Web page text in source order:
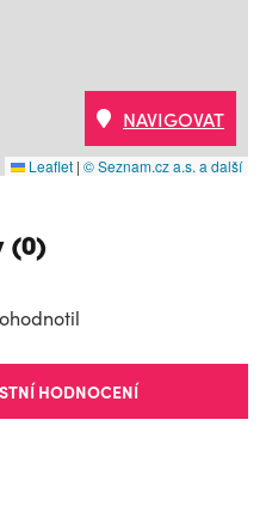
Leaflet | © Seznam.cz a.s. a další
NAVIGOVAT
(0)
HODNOCENÍ